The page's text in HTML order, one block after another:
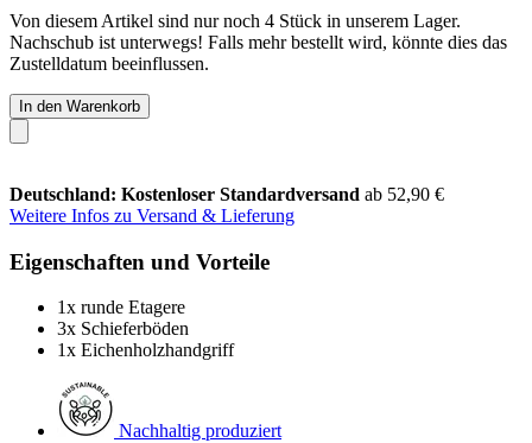
Von diesem Artikel sind nur noch 4 Stück in unserem Lager.
Nachschub ist unterwegs! Falls mehr bestellt wird, könnte dies das
Zustelldatum beeinflussen.
In den Warenkorb
Deutschland: Kostenloser Standardversand ab 52,90 €
Weitere Infos zu Versand & Lieferung
Eigenschaften und Vorteile
1x runde Etagere
3x Schieferböden
1x Eichenholzhandgriff
Nachhaltig produziert